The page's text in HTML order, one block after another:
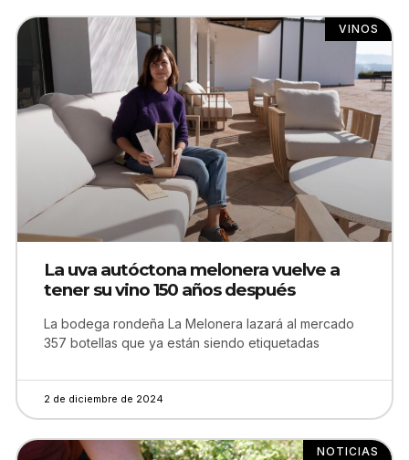
VINOS
La uva autóctona melonera vuelve a
tener su vino 150 años después
La bodega rondeña La Melonera lazará al mercado
357 botellas que ya están siendo etiquetadas
2 de diciembre de 2024
NOTICIAS